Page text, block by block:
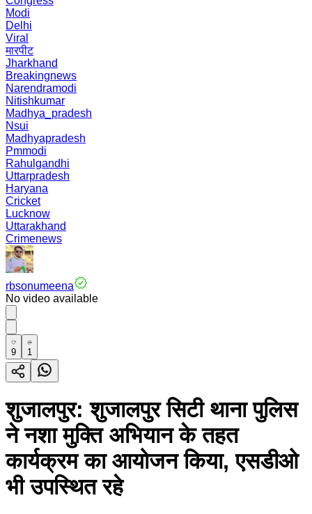
Modi
Delhi
Viral
मारपीट
Jharkhand
Breakingnews
Narendramodi
Nitishkumar
Madhya_pradesh
Nsui
Madhyapradesh
Pmmodi
Rahulgandhi
Uttarpradesh
Haryana
Cricket
Lucknow
Uttarakhand
Crimenews
rbsonumeena
No video available
9 1
शुजालपुर: शुजालपुर सिटी थाना पुलिस
ने नशा मुक्ति अभियान के तहत
कार्यक्रम का आयोजन किया, एसडीओ
भी उपस्थित रहे